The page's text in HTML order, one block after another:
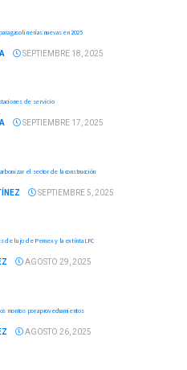
gasolinerías nuevas en 2025
SEPTIEMBRE 18, 2025
de servicio
SEPTIEMBRE 17, 2025
el sector de la construcción
SEPTIEMBRE 5, 2025
de lujo de Pemex y la extinta LFC
AGOSTO 29, 2025
montos por aprovechamientos
AGOSTO 26, 2025